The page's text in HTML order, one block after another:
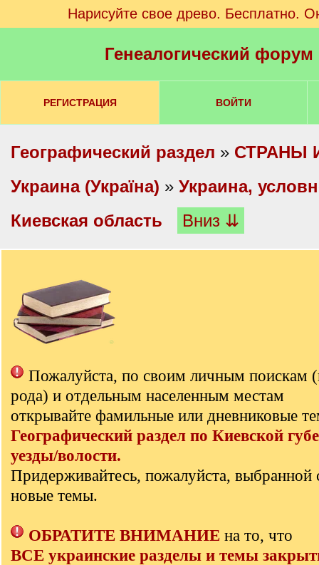
Нарисуйте свое древо. Бесплатно.
Генеалогический
РЕГИСТРАЦИЯ ВОЙТИ
Географический раздел » СТРАНЫ
Украина (Україна) » Украина,
Киевская область
Вниз ⇊
Пожалуйста, по своим личным поискам
рода) и отдельным населенным местам
открывайте фамильные или дневниковые
Географический раздел по Киевской
уезды/волости.
Придерживайтесь, пожалуйста, выбранной
новые темы.
ОБРАТИТЕ ВНИМАНИЕ на то, что
ВСЕ украинские разделы и темы